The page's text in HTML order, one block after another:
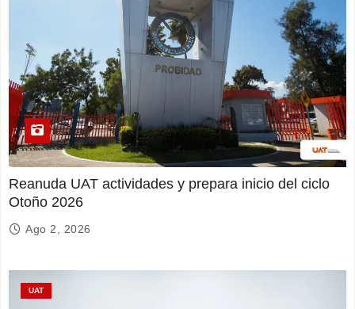
Reanuda UAT actividades y prepara inicio del ciclo
Otoño 2026
Ago 2, 2026
UAT